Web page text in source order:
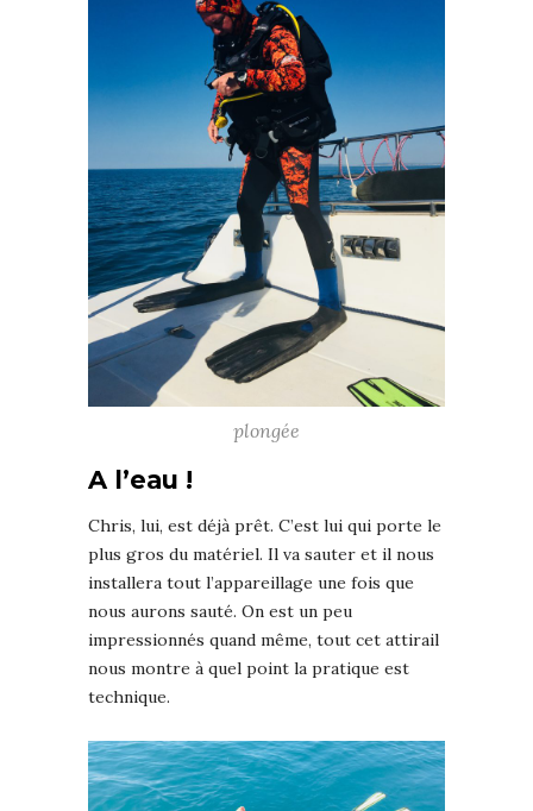
plongée
A l’eau !
Chris, lui, est déjà prêt. C’est lui qui porte le
plus gros du matériel. Il va sauter et il nous
installera tout l’appareillage une fois que
nous aurons sauté. On est un peu
impressionnés quand même, tout cet attirail
nous montre à quel point la pratique est
technique.